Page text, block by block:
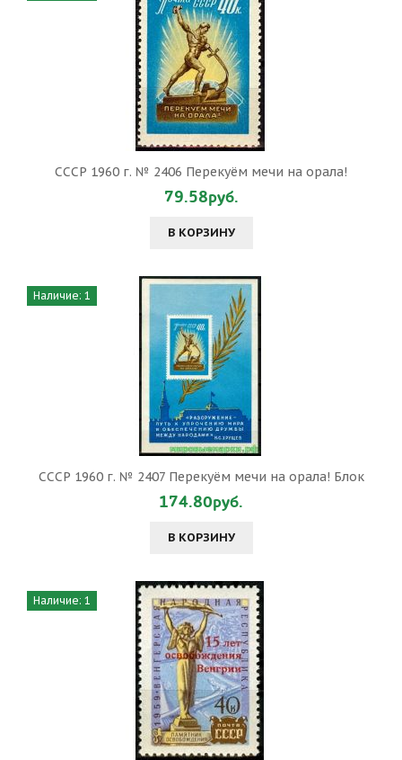
СССР 1960 г. № 2406 Перекуём мечи на орала!
79.58руб.
В КОРЗИНУ
Наличие: 1
СССР 1960 г. № 2407 Перекуём мечи на орала! Блок
174.80руб.
В КОРЗИНУ
Наличие: 1